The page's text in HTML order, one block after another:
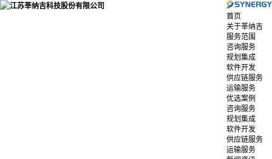
首页
关于莘纳吉
服务范围
咨询服务
规划集成
软件开发
供应链服务
运输服务
优选案例
咨询服务
规划集成
软件开发
供应链服务
运输服务